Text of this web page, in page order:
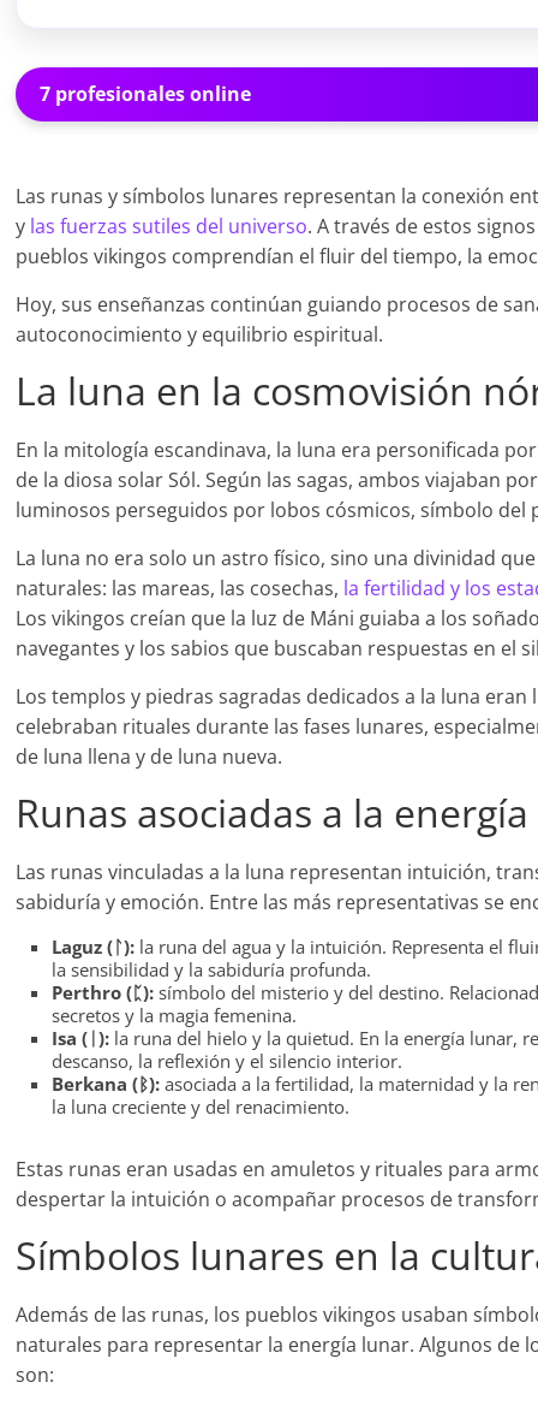
7 profesionales online
Las runas y símbolos lunares representan la conexión
y las fuerzas sutiles del universo. A través de estos
pueblos vikingos comprendían el fluir del tiempo, la
Hoy, sus enseñanzas continúan guiando procesos de
autoconocimiento y equilibrio espiritual.
La luna en la cosmovisión
En la mitología escandinava, la luna era personificada
de la diosa solar Sól. Según las sagas, ambos viajaban
luminosos perseguidos por lobos cósmicos, símbolo del
La luna no era solo un astro físico, sino una divinidad
naturales: las mareas, las cosechas, la fertilidad y los
Los vikingos creían que la luz de Máni guiaba a los
navegantes y los sabios que buscaban respuestas en el
Los templos y piedras sagradas dedicados a la luna eran
celebraban rituales durante las fases lunares,
de luna llena y de luna nueva.
Runas asociadas a la
Las runas vinculadas a la luna representan intuición,
sabiduría y emoción. Entre las más representativas se
Laguz (ᛚ): la runa del agua y la intuición. Representa el
la sensibilidad y la sabiduría profunda.
Perthro (ᛈ): símbolo del misterio y del destino.
secretos y la magia femenina.
Isa (ᛁ): la runa del hielo y la quietud. En la energía lunar,
descanso, la reflexión y el silencio interior.
Berkana (ᛒ): asociada a la fertilidad, la maternidad y la
la luna creciente y del renacimiento.
Estas runas eran usadas en amuletos y rituales para
despertar la intuición o acompañar procesos de
Símbolos lunares en la
Además de las runas, los pueblos vikingos usaban
naturales para representar la energía lunar. Algunos de
son: